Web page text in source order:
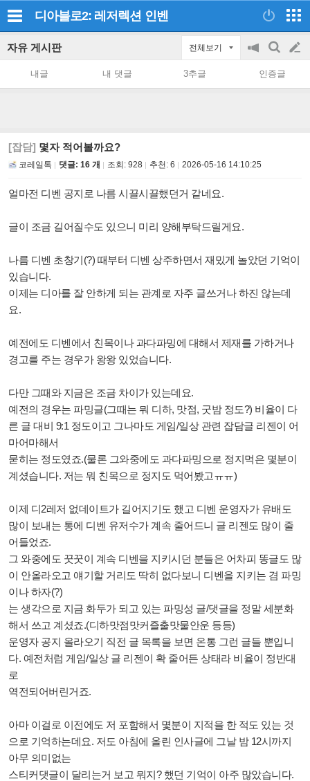
디아블로2: 레저렉션 인벤
자유 게시판 전체보기
공
on/off
검
색
글
쓰
내글 내 댓글 3추글 인증글
[잡담] 몇자 적어볼까요?
코레일톡 댓글: 16 개 조회: 928 추천: 6 2026-05-16 14:10:25
얼마전 디벤 공지로 나름 시끌시끌했던거 같네요.
글이 조금 길어질수도 있으니 미리 양해부탁드릴게요.
나름 디벤 초창기(?) 때부터 디벤 상주하면서 재밌게 놀았던 기억이
있습니다.
이제는 디아를 잘 안하게 되는 관계로 자주 글쓰거나 하진 않는데
요.
예전에도 디벤에서 친목이나 과다파밍에 대해서 제재를 가하거나
경고를 주는 경우가 왕왕 있었습니다.
다만 그때와 지금은 조금 차이가 있는데요.
예전의 경우는 파밍글(그때는 뭐 디하, 맛점, 굿밤 정도?) 비율이 다
른 글 대비 9:1 정도이고 그나마도 게임/일상 관련 잡담글 리젠이 어
마어마해서
묻히는 정도였죠.(물론 그와중에도 과다파밍으로 정지먹은 몇분이
계셨습니다. 저는 뭐 친목으로 정지도 먹어봤고ㅠㅠ)
이제 디2레저 없데이트가 길어지기도 했고 디벤 운영자가 유배도
많이 보내는 통에 디벤 유저수가 계속 줄어드니 글 리젠도 많이 줄
어들었죠.
그 와중에도 꿋꿋이 계속 디벤을 지키시던 분들은 어차피 똥글도 많
이 안올라오고 얘기할 거리도 딱히 없다보니 디벤을 지키는 겸 파밍
이나 하자(?)
는 생각으로 지금 화두가 되고 있는 파밍성 글/댓글을 정말 세분화
해서 쓰고 계셨죠.(디하맛점맛커즐출맛물안운 등등)
운영자 공지 올라오기 직전 글 목록을 보면 온통 그런 글들 뿐입니
다. 예전처럼 게임/일상 글 리젠이 확 줄어든 상태라 비율이 정반대
로
역전되어버린거죠.
아마 이걸로 이전에도 저 포함해서 몇분이 지적을 한 적도 있는 것
으로 기억하는데요. 저도 아침에 올린 인사글에 그날 밤 12시까지
아무 의미없는
스티커댓글이 달리는거 보고 뭐지? 했던 기억이 아주 많았습니다.